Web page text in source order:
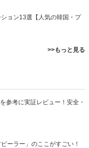
ョン13選【人気の韓国・プ
>>もっと見る
参考に実証レビュー！安全・
ーラー」のここがすごい！